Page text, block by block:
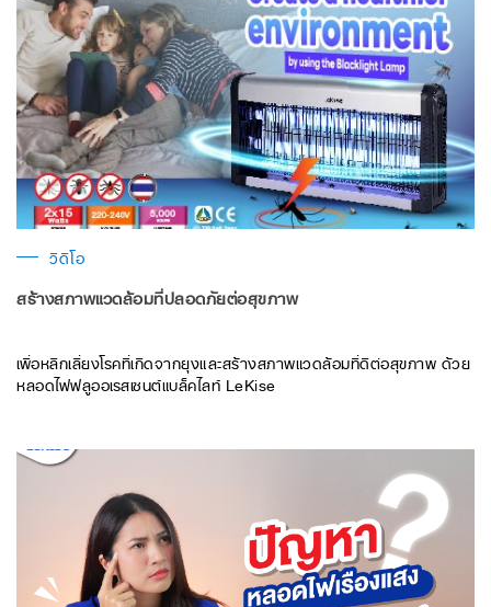
วิดีโอ
สร้างสภาพแวดล้อมที่ปลอดภัยต่อสุขภาพ
เพื่อหลีกเลี่ยงโรคที่เกิดจากยุงและสร้างสภาพแวดล้อมที่ดีต่อสุขภาพ ด้วย
หลอดไฟฟลูออเรสเซนต์แบล็คไลท์ LeKise